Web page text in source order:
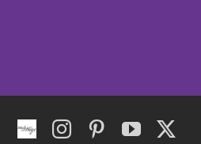
Facebook